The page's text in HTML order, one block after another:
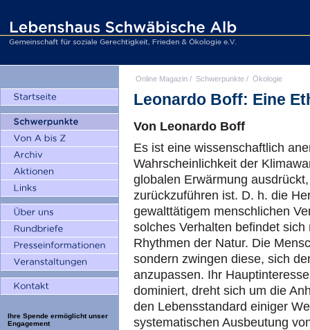
Ihre Spende ermöglicht unser
Engagement
Online Magazin / Schwerpunkte / Ökologie
Leonardo Boff: Eine
Von Leonardo Boff
Es ist eine wissenschaftlich
Wahrscheinlichkeit der
globalen Erwärmung
zurückzuführen ist. D. h. die
gewalttätigem menschlichen
solches Verhalten befindet
Rhythmen der Natur. Die
sondern zwingen diese, sich
anzupassen. Ihr
dominiert, dreht sich um die
den Lebensstandard einiger
systematischen Ausbeutung